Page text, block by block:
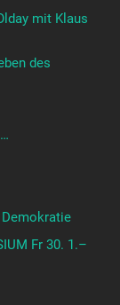
mit Klaus
des
Fr 30. 1.–